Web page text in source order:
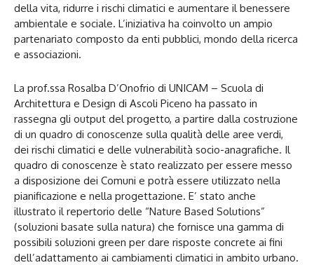
della vita, ridurre i rischi climatici e aumentare il benessere
ambientale e sociale. L’iniziativa ha coinvolto un ampio
partenariato composto da enti pubblici, mondo della ricerca
e associazioni.
La prof.ssa Rosalba D’Onofrio di UNICAM – Scuola di
Architettura e Design di Ascoli Piceno ha passato in
rassegna gli output del progetto, a partire dalla costruzione
di un quadro di conoscenze sulla qualità delle aree verdi,
dei rischi climatici e delle vulnerabilità socio-anagrafiche. Il
quadro di conoscenze è stato realizzato per essere messo
a disposizione dei Comuni e potrà essere utilizzato nella
pianificazione e nella progettazione. E’ stato anche
illustrato il repertorio delle “Nature Based Solutions”
(soluzioni basate sulla natura) che fornisce una gamma di
possibili soluzioni green per dare risposte concrete ai fini
dell’adattamento ai cambiamenti climatici in ambito urbano.